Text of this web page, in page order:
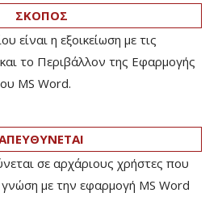
ΣΚΟΠΟΣ
είναι η εξοικείωση με τις
και το Περιβάλλον της Εφαρμογής
MS Word.
σε αρχάριους χρήστες που
με την εφαρμογή MS Word